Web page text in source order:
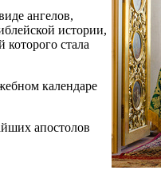
ангелов,
истории,
стала
календаре
апостолов